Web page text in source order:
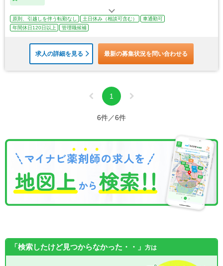
原則、引越しを伴う転勤なし 土日休み（相談可含む）
車通勤可
年間休日120日以上
管理職候補
求人の詳細を見る 最新の募集状況を問い合わせる
1
6件／6件
「検索したけど見つからなかった・・」 方は